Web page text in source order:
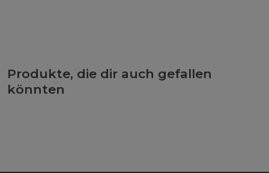
Produkte, die dir auch gefallen
könnten